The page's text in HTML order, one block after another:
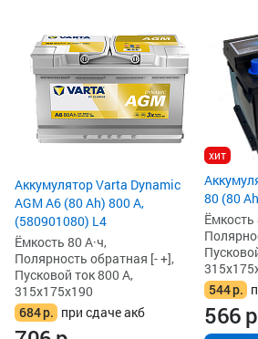
Аккумулятор Varta Dynamic
AGM A6 (80 Ah) 800 А,
(580901080) L4
Ёмкость 80 А·ч,
Полярность обратная [- +],
Пусковой ток 800 А,
315x175x190
684р. при сдаче акб
хит
80 (80
Ёмкость
544р.
566